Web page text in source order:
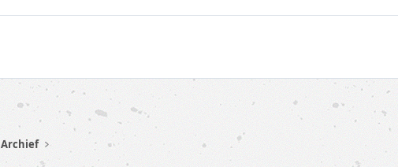
Archief